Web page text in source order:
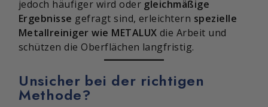
jedoch häufiger wird oder gleichmäßige
Ergebnisse gefragt sind, erleichtern spezielle
Metallreiniger wie METALUX die Arbeit und
schützen die Oberflächen langfristig.
Unsicher bei der richtigen
Methode?